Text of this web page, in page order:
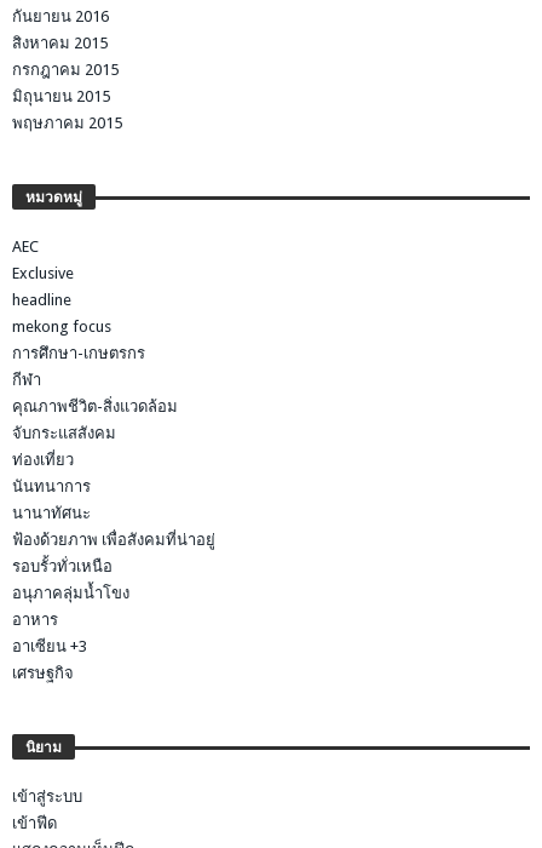
กันยายน 2016
สิงหาคม 2015
กรกฎาคม 2015
มิถุนายน 2015
พฤษภาคม 2015
หมวดหมู่
AEC
Exclusive
headline
mekong focus
การศึกษา-เกษตรกร
กีฬา
คุณภาพชีวิต-สิ่งแวดล้อม
จับกระแสสังคม
ท่องเที่ยว
นันทนาการ
นานาทัศนะ
ฟ้องด้วยภาพ เพื่อสังคมที่น่าอยู่
รอบรั้วทั่วเหนือ
อนุภาคลุ่มน้ำโขง
อาหาร
อาเซียน +3
เศรษฐกิจ
นิยาม
เข้าสู่ระบบ
เข้าฟีด